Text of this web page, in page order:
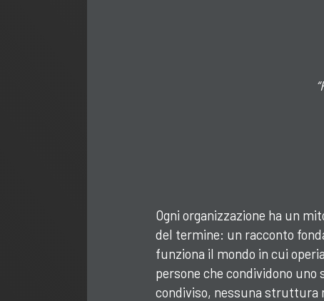
Ogni organizzazione ha un
del termine: un racconto
funziona il mondo in cui
persone che condividono uno
condiviso, nessuna struttura